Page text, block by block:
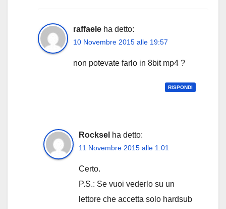
raffaele ha detto:
10 Novembre 2015 alle 19:57
non potevate farlo in 8bit mp4 ?
RISPONDI
Rocksel ha detto:
11 Novembre 2015 alle 1:01
Certo.
P.S.: Se vuoi vederlo su un
lettore che accetta solo hardsub